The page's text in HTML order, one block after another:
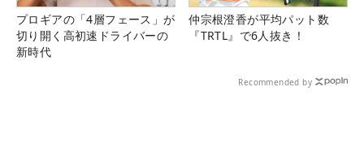
プロギアの「4層フェース」が
切り開く高初速ドライバーの
新時代
仲宗根澄香が平均パット数
『TRTL』で6人抜き！
Recommended by